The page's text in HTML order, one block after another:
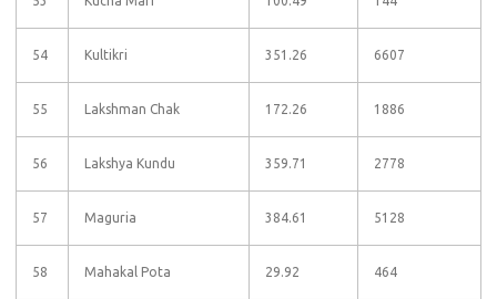
54 Kultikri 351.26 6607
55 Lakshman Chak 172.26 1886
56 Lakshya Kundu 359.71 2778
57 Maguria 384.61 5128
58 Mahakal Pota 29.92 464